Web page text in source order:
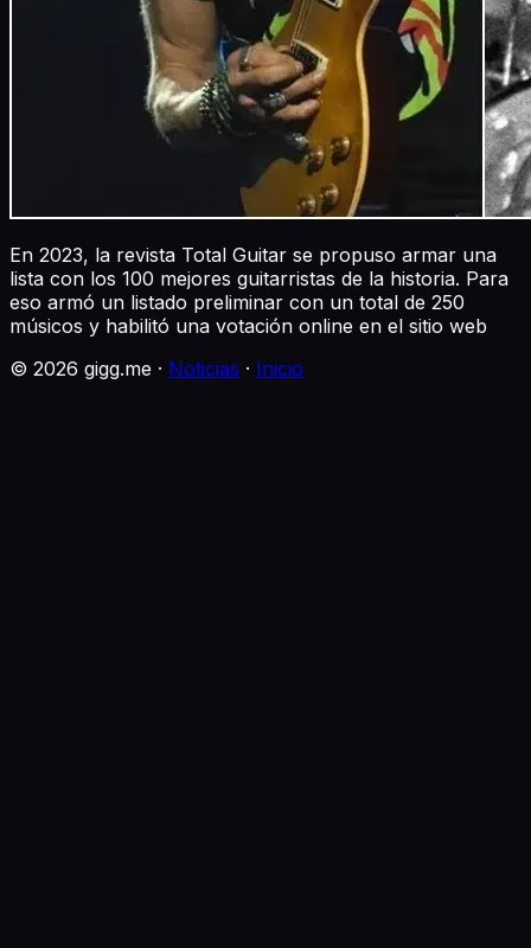
En 2023, la revista Total Guitar se propuso armar una
lista con los 100 mejores guitarristas de la historia. Para
eso armó un listado preliminar con un total de 250
músicos y habilitó una votación online en el sitio web
© 2026 gigg.me · Noticias · Inicio